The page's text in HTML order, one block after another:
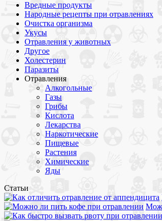
Вредные продукты
Народные рецепты при отравлениях
Очистка организма
Укусы
Отравления у животных
Другое
Холестерин
Паразиты
Отравления
Алкогольные
Газы
Грибы
Кислота
Лекарства
Наркотические
Пищевые
Растения
Химические
Яды
Статьи